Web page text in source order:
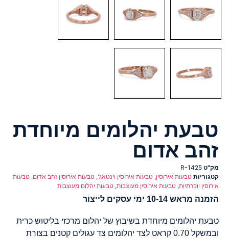
טבעת יהלומים מיוחדת
זהב אדום
מק"ט R-1425
קטגוריות טבעות אירוסין, טבעות אירוסין וינטאג', טבעות אירוסין זהב אדום, טבעות
אירוסין יוקרתיות, טבעות אירוסין מעוצבות, טבעות יהלום מעוצבות
הזמנה מראש 10-14 ימי עסקים לייצור
טבעת יהלומים מיוחדת בשיבוץ של יהלום מרכזי בליטוש כרית
ובמשקל 0.70 קראט לצד יהלומים צד עגולים קטנים בצורת